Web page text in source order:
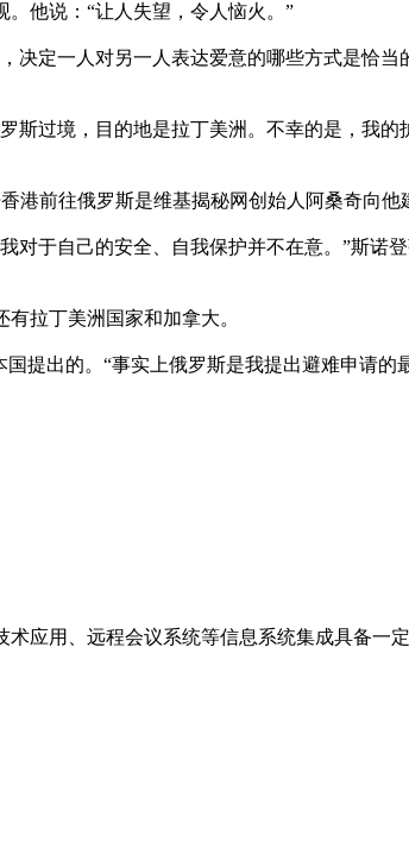
他说：“让人失望，令人恼火。”
定一人对另一人表达爱意的哪些方式是恰当
过境，目的地是拉丁美洲。不幸的是，我的
前往俄罗斯是维基揭秘网创始人阿桑奇向他
于自己的安全、自我保护并不在意。”斯诺
拉丁美洲国家和加拿大。
出的。“事实上俄罗斯是我提出避难申请的
应用、远程会议系统等信息系统集成具备一定